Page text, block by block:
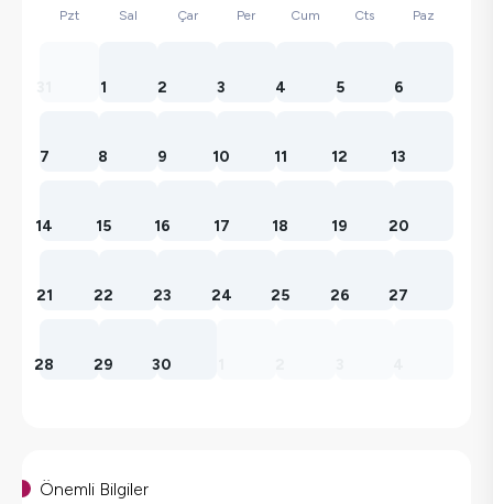
Pzt Sal Çar Per Cum Cts Paz
1 2 3 4 5 6
7 8 9 10 11 12 13
14 15 16 17 18 19 20
21 22 23 24 25 26 27
28 29 30
Önemli Bilgiler